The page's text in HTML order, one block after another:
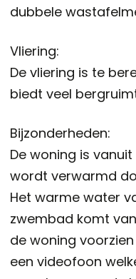
dubbele
Vliering:
De vliering is te
biedt veel
Bijzonderheden:
De woning is
wordt verwarmd
Het warme water
zwembad komt
de woning
een videofoon